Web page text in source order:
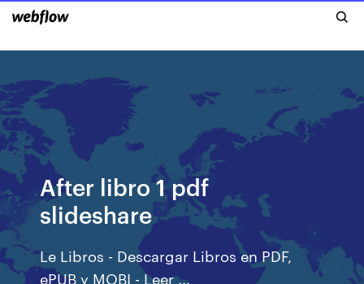
After libro 1 pdf
slideshare
Le Libros - Descargar Libros en PDF,
ePUB y MOBI - Leer ...